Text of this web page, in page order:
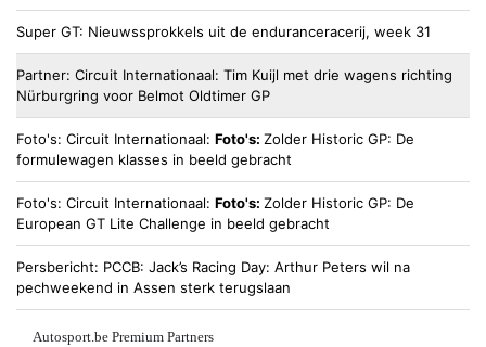
Super GT Nieuwssprokkels uit de enduranceracerij, week 31
Partner Circuit Internationaal Tim Kuijl met drie wagens richting
Nürburgring voor Belmot Oldtimer GP
Foto's Circuit Internationaal Foto's: Zolder Historic GP: De
formulewagen klasses in beeld gebracht
Foto's Circuit Internationaal Foto's: Zolder Historic GP: De
European GT Lite Challenge in beeld gebracht
Persbericht PCCB Jack’s Racing Day: Arthur Peters wil na
pechweekend in Assen sterk terugslaan
Autosport.be Premium Partners